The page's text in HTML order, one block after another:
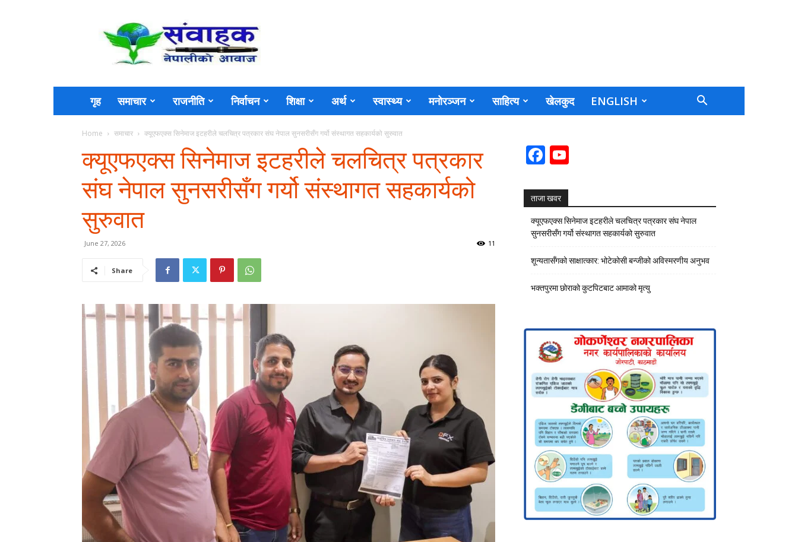
Sambahak
गृह समाचार राजनीति निर्वाचन शिक्षा अर्थ स्वास्थ्य मनोरञ्जन साहित्य खेलकुद ENGLISH
Home समाचार क्यूएफएक्स सिनेमाज इटहरीले चलचित्र पत्रकार संघ नेपाल सुनसरीसँग गर्यो संस्थागत सहकार्यको सुरुवात
क्यूएफएक्स सिनेमाज इटहरीले चलचित्र पत्रकार
संघ नेपाल सुनसरीसँग गर्यो संस्थागत सहकार्यको
सुरुवात
June 27, 2026 11
Share
Facebook
ताजा खवर
क्यूएफएक्स सिनेमाज इटहरीले चलचित्र पत्रकार संघ नेपाल
सुनसरीसँग गर्यो संस्थागत सहकार्यको सुरुवात
शून्यतासँगको साक्षात्कार: भोटेकोसी बन्जीको अविस्मरणीय अनुभव
भक्तपुरमा छोराको कुटपिटबाट आमाको मृत्यु